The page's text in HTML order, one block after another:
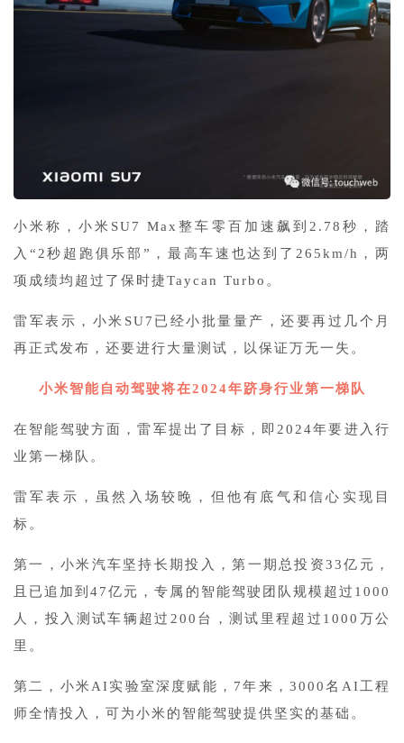
小米称，小米SU7 Max整车零百加速飙到2.78秒，踏
入“2秒超跑俱乐部”，最高车速也达到了265km/h，两
项成绩均超过了保时捷Taycan Turbo。
雷军表示，小米SU7已经小批量量产，还要再过几个月
再正式发布，还要进行大量测试，以保证万无一失。
小米智能自动驾驶将在2024年跻身行业第一梯队
在智能驾驶方面，雷军提出了目标，即2024年要进入行
业第一梯队。
雷军表示，虽然入场较晚，但他有底气和信心实现目
标。
第一，小米汽车坚持长期投入，第一期总投资33亿元，
且已追加到47亿元，专属的智能驾驶团队规模超过1000
人，投入测试车辆超过200台，测试里程超过1000万公
里。
第二，小米AI实验室深度赋能，7年来，3000名AI工程
师全情投入，可为小米的智能驾驶提供坚实的基础。